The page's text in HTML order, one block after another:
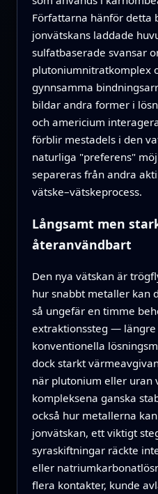
Författarna hänför detta
jonvätskans laddade
sulfatbaserade svansar
plutoniumnitratkomplex
gynnsamma
bildar andra former i
och americium
förblir mestadels i den
naturliga "preferens"
separeras från andra
vätske–vätskeprocess.
Långsamt men
återanvändbart
Den nya vätskan är
hur snabbt metaller kan
så ungefär en timme
extraktionssteg —
konventionella
dock starkt
när plutonium eller uran
kompleksena ganska
också hur metallerna
jonvätskan, ett viktigt
syraskiftningar räckte
eller
flera kontakter, kunde